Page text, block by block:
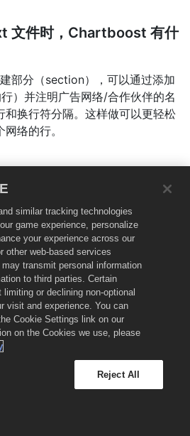
文件时，Chartboost 有什
部分（section），可以通过添加
）并注明广告网络/合作伙伴的名
和换行符分隔。这样做可以更轻松
络的行。
Chartboost.com
similar tracking technologies
game experience, personalize
your experience across our
other web-based services
may transmit personal information
to third parties. Certain
or declining non-optional
visit and experience. You can
Cookie Settings link on our
on the Cookies we use, please
Reject All